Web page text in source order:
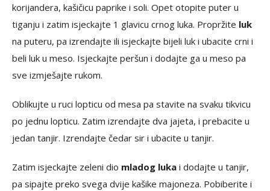
korijandera, kašičicu paprike i soli. Opet otopite puter u
tiganju i zatim isjeckajte 1 glavicu crnog luka. Propržite luk
na puteru, pa izrendajte ili isjeckajte bijeli luk i ubacite crni i
beli luk u meso. Isjeckajte peršun i dodajte ga u meso pa
sve izmješajte rukom.
Oblikujte u ruci lopticu od mesa pa stavite na svaku tikvicu
po jednu lopticu. Zatim izrendajte dva jajeta, i prebacite u
jedan tanjir. Izrendajte čedar sir i ubacite u tanjir.
Zatim isjeckajte zeleni dio mladog luka i dodajte u tanjir,
pa sipajte preko svega dvije kašike majoneza. Pobiberite i